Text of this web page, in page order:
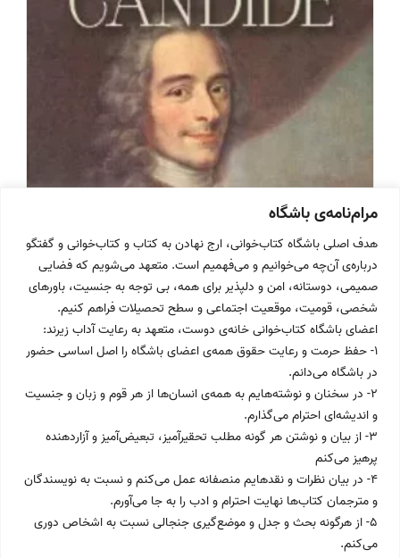
مرام‌نامه‌ی باشگاه
هدف اصلی باشگاه کتاب‌خوانی، ارج نهادن به کتاب و کتاب‌خوانی و گفتگو
درباره‌ی آن‌چه می‌خوانیم و می‌فهمیم است. متعهد می‌شویم که فضایی
صمیمی، دوستانه، امن و دلپذیر برای همه، بی توجه به جنسیت، باورهای
شخصی، قومیت، موقعیت اجتماعی و سطح تحصیلات فراهم کنیم.
اعضای باشگاه کتاب‌خوانی خانه‌ی دوست، متعهد به رعایت آداب زیرند:
۱- حفظ حرمت و رعایت حقوق همه‌ی اعضای باشگاه را اصل اساسی حضور
در باشگاه می‌دانم.
۲- در سخنان و نوشته‌هایم به همه‌ی انسان‌ها از هر قوم و زبان و جنسیت
و اندیشه‌ای احترام می‌گذارم.
۳- از بیان و نوشتن هر گونه مطلب تحقیرآمیز، تبعیض‌آمیز و آزاردهنده
پرهیز می‌کنم
۴- در بیان نظرات و نقدهایم منصفانه عمل می‌کنم و نسبت به نویسندگان
و مترجمان کتاب‌ها نهایت احترام و ادب را به جا می‌آورم.
۵- از هرگونه بحث و جدل و موضع‌گیری جنجالی نسبت به اشخاص دوری
می‌کنم.
published:
کاندید